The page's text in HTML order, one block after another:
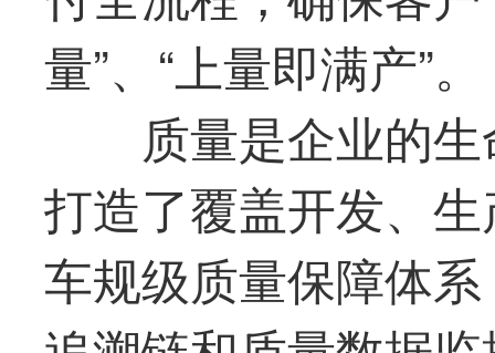
量”、“上量即满产”。
质量是企业的
打造了覆盖开发、
车规级质量保障体